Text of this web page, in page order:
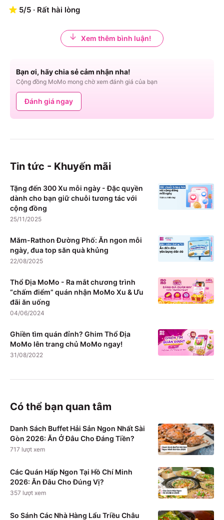
5/5 · Rất hài lòng
Xem thêm bình luận!
Bạn ơi, hãy chia sẻ cảm nhận nha!
Cộng đồng MoMo mong chờ xem đánh giá của bạn
Đánh giá ngay
Tin tức - Khuyến mãi
Tặng đến 300 Xu mỗi ngày - Đặc quyền
dành cho bạn giữ chuỗi tương tác với
cộng đồng
25/11/2025
Măm-Rathon Đường Phố: Ăn ngon mỗi
ngày, đua top săn quà khủng
22/08/2025
Thổ Địa MoMo - Ra mắt chương trình
“chấm điểm” quán nhận MoMo Xu & Ưu
đãi ăn uống
04/06/2024
Ghiền tìm quán đỉnh? Ghim Thổ Địa
MoMo lên trang chủ MoMo ngay!
31/08/2022
Có thể bạn quan tâm
Danh Sách Buffet Hải Sản Ngon Nhất Sài
Gòn 2026: Ăn Ở Đâu Cho Đáng Tiền?
717 lượt xem
Các Quán Hấp Ngon Tại Hồ Chí Minh
2026: Ăn Đâu Cho Đúng Vị?
357 lượt xem
So Sánh Các Nhà Hàng Lẩu Triều Châu